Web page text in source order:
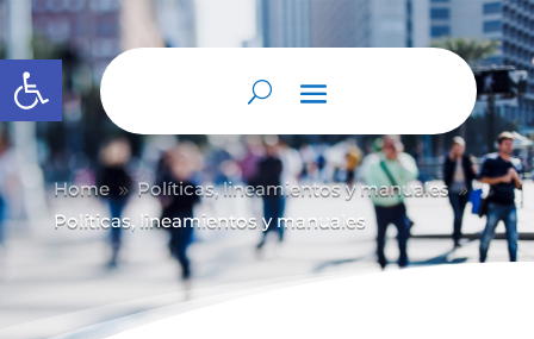
Abrir barra de herramientas
Home 9 Políticas, lineamientos y manuales 9
Políticas, lineamientos y manuales